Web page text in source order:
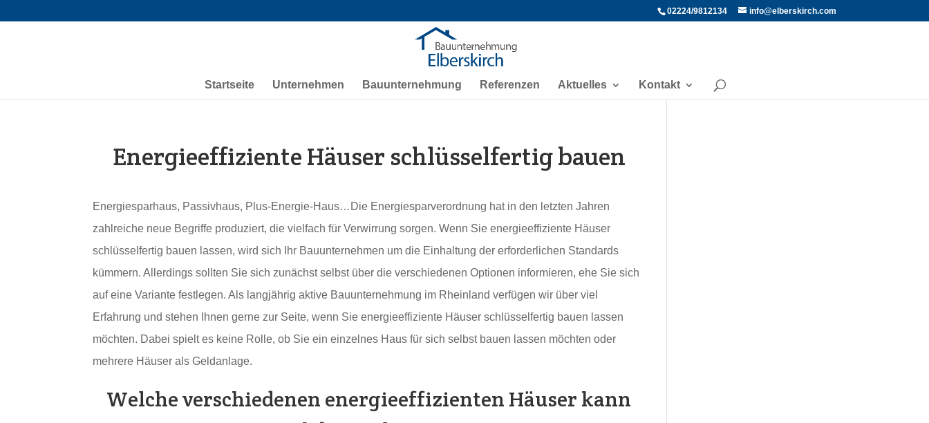
02224/9812134 info@elberskirch.com
Startseite Unternehmen Bauunternehmung Referenzen Aktuelles Kontakt
Energieeffiziente Häuser schlüsselfertig bauen
Energiesparhaus, Passivhaus, Plus-Energie-Haus…Die Energiesparverordnung hat in den letzten Jahren
zahlreiche neue Begriffe produziert, die vielfach für Verwirrung sorgen. Wenn Sie energieeffiziente Häuser
schlüsselfertig bauen lassen, wird sich Ihr Bauunternehmen um die Einhaltung der erforderlichen Standards
kümmern. Allerdings sollten Sie sich zunächst selbst über die verschiedenen Optionen informieren, ehe Sie sich
auf eine Variante festlegen. Als langjährig aktive Bauunternehmung im Rheinland verfügen wir über viel
Erfahrung und stehen Ihnen gerne zur Seite, wenn Sie energieeffiziente Häuser schlüsselfertig bauen lassen
möchten. Dabei spielt es keine Rolle, ob Sie ein einzelnes Haus für sich selbst bauen lassen möchten oder
mehrere Häuser als Geldanlage.
Welche verschiedenen energieeffizienten Häuser kann